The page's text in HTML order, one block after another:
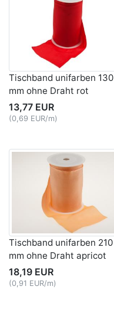
Tischband unifarben 130
mm ohne Draht rot
13,77 EUR
(0,69 EUR/m)
Tischband unifarben 210
mm ohne Draht apricot
18,19 EUR
(0,91 EUR/m)